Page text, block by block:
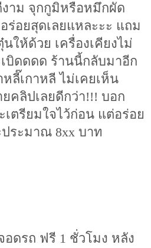
งาม จุกกูมิหรือหมึกผัด
ร่อยสุดเลยแหละะะ แถม
ให้ด้วย เครื่องเคียงไม่
บิดดดด ร้านนี้กลับมาอีก
ลี๊เกาหลี ไม่เคยเห็น
คลิปเลยดีกว่า!!! บอก
ตรียมใจไว้ก่อน แต่อร่อย
ระมาณ 8xx บาท
อดรถ ฟรี 1 ชั่วโมง หลัง